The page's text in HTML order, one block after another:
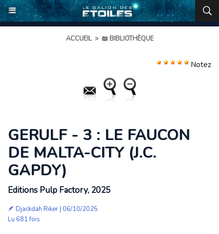
ACCUEIL > 📖 BIBLIOTHÈQUE
Notez
GERULF - 3 : LE FAUCON
DE MALTA-CITY (J.C.
GAPDY)
Editions Pulp Factory, 2025
🪶 Djackdah Riker| 06/10/2025
Lu 681 fois